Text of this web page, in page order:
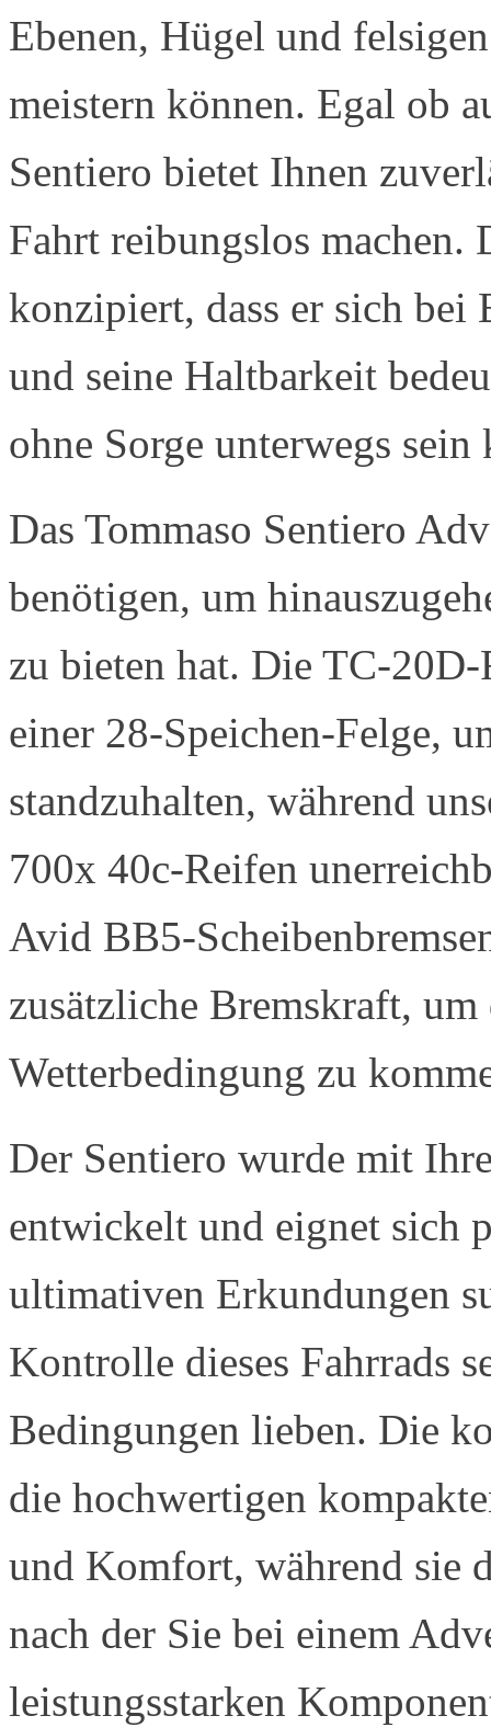
Ebenen, Hügel und
meistern können. Egal ob
Sentiero bietet Ihnen
Fahrt reibungslos machen.
konzipiert, dass er sich bei
und seine Haltbarkeit
ohne Sorge unterwegs sein
Das Tommaso Sentiero
benötigen, um
zu bieten hat. Die TC-
einer 28-Speichen-Felge,
standzuhalten, während
700x 40c-Reifen
Avid BB5-
zusätzliche Bremskraft,
Wetterbedingung zu
Der Sentiero wurde mit
entwickelt und eignet sich
ultimativen Erkundungen
Kontrolle dieses Fahrrads
Bedingungen lieben. Die
die hochwertigen
und Komfort, während sie
nach der Sie bei einem
leistungsstarken